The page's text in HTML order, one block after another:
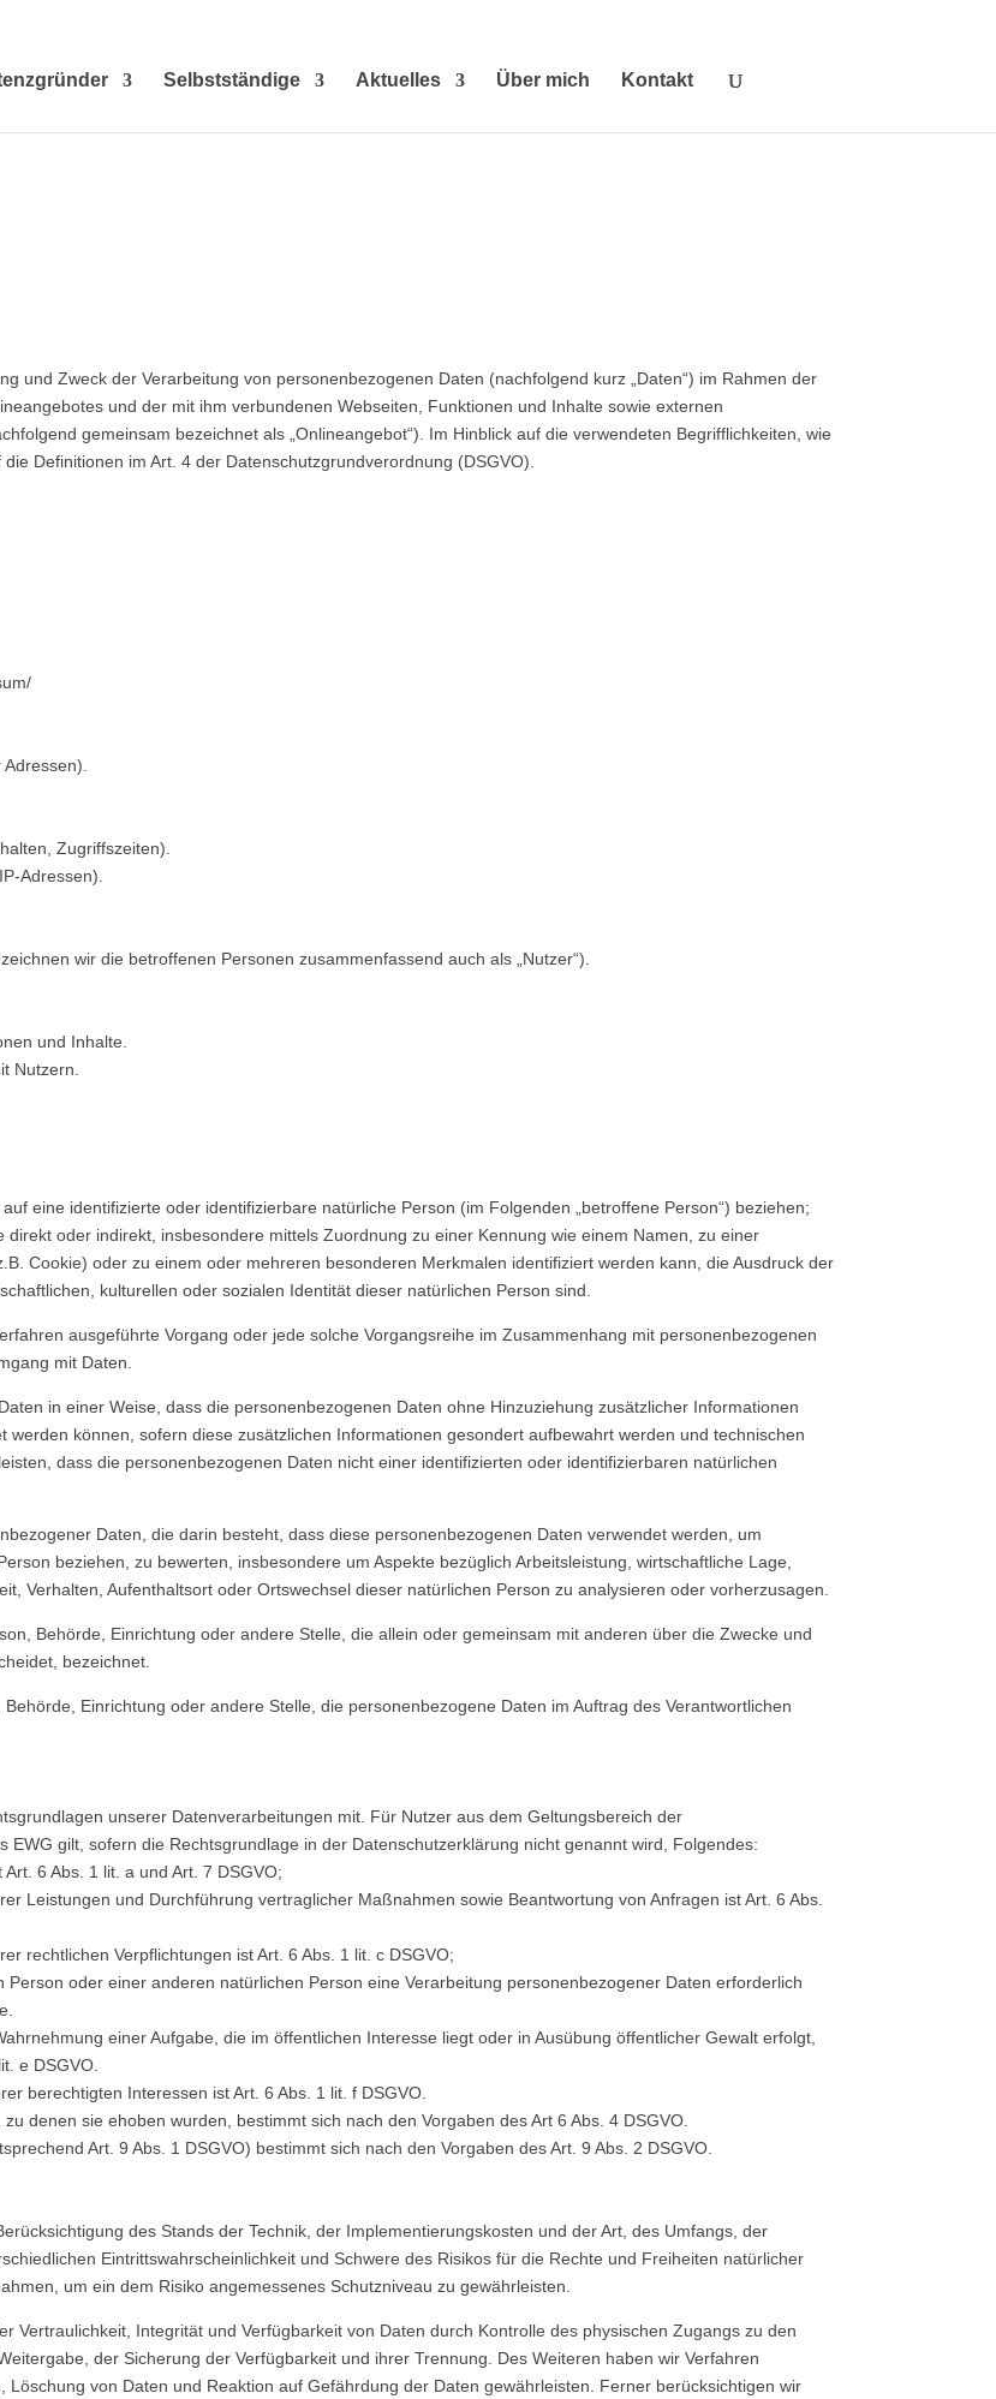
Selbstständige Aktuelles Über mich Kontakt
und Zweck der Verarbeitung von personenbezogenen Daten (nachfolgend kurz „Daten“) im Rahmen der
und der mit ihm verbundenen Webseiten, Funktionen und Inhalte sowie externen
gemeinsam bezeichnet als „Onlineangebot“). Im Hinblick auf die verwendeten Begrifflichkeiten, wie
Definitionen im Art. 4 der Datenschutzgrundverordnung (DSGVO).
Zugriffszeiten).
Adressen).
wir die betroffenen Personen zusammenfassend auch als „Nutzer“).
und Inhalte.
Nutzern.
eine identifizierte oder identifizierbare natürliche Person (im Folgenden „betroffene Person“) beziehen;
oder indirekt, insbesondere mittels Zuordnung zu einer Kennung wie einem Namen, zu einer
Cookie) oder zu einem oder mehreren besonderen Merkmalen identifiziert werden kann, die Ausdruck der
kulturellen oder sozialen Identität dieser natürlichen Person sind.
ausgeführte Vorgang oder jede solche Vorgangsreihe im Zusammenhang mit personenbezogenen
mit Daten.
in einer Weise, dass die personenbezogenen Daten ohne Hinzuziehung zusätzlicher Informationen
können, sofern diese zusätzlichen Informationen gesondert aufbewahrt werden und technischen
dass die personenbezogenen Daten nicht einer identifizierten oder identifizierbaren natürlichen
Daten, die darin besteht, dass diese personenbezogenen Daten verwendet werden, um
beziehen, zu bewerten, insbesondere um Aspekte bezüglich Arbeitsleistung, wirtschaftliche Lage,
Verhalten, Aufenthaltsort oder Ortswechsel dieser natürlichen Person zu analysieren oder vorherzusagen.
Behörde, Einrichtung oder andere Stelle, die allein oder gemeinsam mit anderen über die Zwecke und
bezeichnet.
Einrichtung oder andere Stelle, die personenbezogene Daten im Auftrag des Verantwortlichen
unserer Datenverarbeitungen mit. Für Nutzer aus dem Geltungsbereich der
gilt, sofern die Rechtsgrundlage in der Datenschutzerklärung nicht genannt wird, Folgendes:
6 Abs. 1 lit. a und Art. 7 DSGVO;
Leistungen und Durchführung vertraglicher Maßnahmen sowie Beantwortung von Anfragen ist Art. 6 Abs.
rechtlichen Verpflichtungen ist Art. 6 Abs. 1 lit. c DSGVO;
oder einer anderen natürlichen Person eine Verarbeitung personenbezogener Daten erforderlich
einer Aufgabe, die im öffentlichen Interesse liegt oder in Ausübung öffentlicher Gewalt erfolgt,
e DSGVO.
berechtigten Interessen ist Art. 6 Abs. 1 lit. f DSGVO.
denen sie ehoben wurden, bestimmt sich nach den Vorgaben des Art 6 Abs. 4 DSGVO.
Art. 9 Abs. 1 DSGVO) bestimmt sich nach den Vorgaben des Art. 9 Abs. 2 DSGVO.
des Stands der Technik, der Implementierungskosten und der Art, des Umfangs, der
Eintrittswahrscheinlichkeit und Schwere des Risikos für die Rechte und Freiheiten natürlicher
um ein dem Risiko angemessenes Schutzniveau zu gewährleisten.
Vertraulichkeit, Integrität und Verfügbarkeit von Daten durch Kontrolle des physischen Zugangs zu den
der Sicherung der Verfügbarkeit und ihrer Trennung. Des Weiteren haben wir Verfahren
von Daten und Reaktion auf Gefährdung der Daten gewährleisten. Ferner berücksichtigen wir